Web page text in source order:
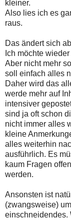
kleiner.
Also lies ich es
raus.
Das ändert sich
Ich möchte
Aber nicht mehr
soll einfach alles
Daher wird das
werde mehr auf
intensiver
sind ja oft schon
nicht immer alles
kleine
alles weiterhin
ausführlich. Es
kaum Fragen
werden.
Ansonsten ist
(zwangsweise)
einschneidendes.